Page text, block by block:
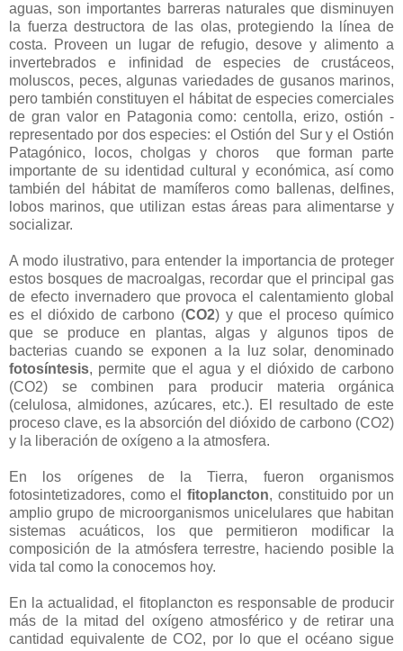
aguas, son importantes barreras naturales que disminuyen
la fuerza destructora de las olas, protegiendo la línea de
costa. Proveen un lugar de refugio, desove y alimento a
invertebrados e infinidad de especies de crustáceos,
moluscos, peces, algunas variedades de gusanos marinos,
pero también constituyen el hábitat de especies comerciales
de gran valor en Patagonia como: centolla, erizo, ostión -
representado por dos especies: el Ostión del Sur y el Ostión
Patagónico, locos, cholgas y choros que forman parte
importante de su identidad cultural y económica, así como
también del hábitat de mamíferos como ballenas, delfines,
lobos marinos, que utilizan estas áreas para alimentarse y
socializar.
A modo ilustrativo, para entender la importancia de proteger
estos bosques de macroalgas, recordar que el principal gas
de efecto invernadero que provoca el calentamiento global
es el dióxido de carbono (CO2) y que el proceso químico
que se produce en plantas, algas y algunos tipos de
bacterias cuando se exponen a la luz solar, denominado
fotosíntesis, permite que el agua y el dióxido de carbono
(CO2) se combinen para producir materia orgánica
(celulosa, almidones, azúcares, etc.). El resultado de este
proceso clave, es la absorción del dióxido de carbono (CO2)
y la liberación de oxígeno a la atmosfera.
En los orígenes de la Tierra, fueron organismos
fotosintetizadores, como el fitoplancton, constituido por un
amplio grupo de microorganismos unicelulares que habitan
sistemas acuáticos, los que permitieron modificar la
composición de la atmósfera terrestre, haciendo posible la
vida tal como la conocemos hoy.
En la actualidad, el fitoplancton es responsable de producir
más de la mitad del oxígeno atmosférico y de retirar una
cantidad equivalente de CO2, por lo que el océano sigue